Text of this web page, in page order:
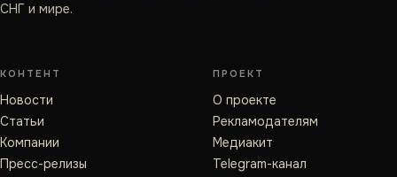
СНГ и мире.
КОНТЕНТ
Новости
Статьи
Компании
Пресс-релизы
ПРОЕКТ
О проекте
Рекламодателям
Медиакит
Telegram-канал